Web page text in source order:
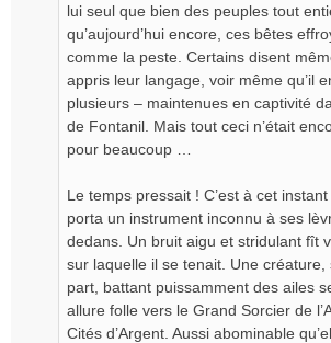
lui seul que bien des peuples tout
qu’aujourd’hui encore, ces bêtes
comme la peste. Certains disent
appris leur langage, voir même qu’il
plusieurs – maintenues en captivité
de Fontanil. Mais tout ceci n’était
pour beaucoup …
Le temps pressait ! C’est à cet
porta un instrument inconnu à ses
dedans. Un bruit aigu et stridulant fît
sur laquelle il se tenait. Une créature,
part, battant puissamment des ailes
allure folle vers le Grand Sorcier de
Cités d’Argent. Aussi abominable